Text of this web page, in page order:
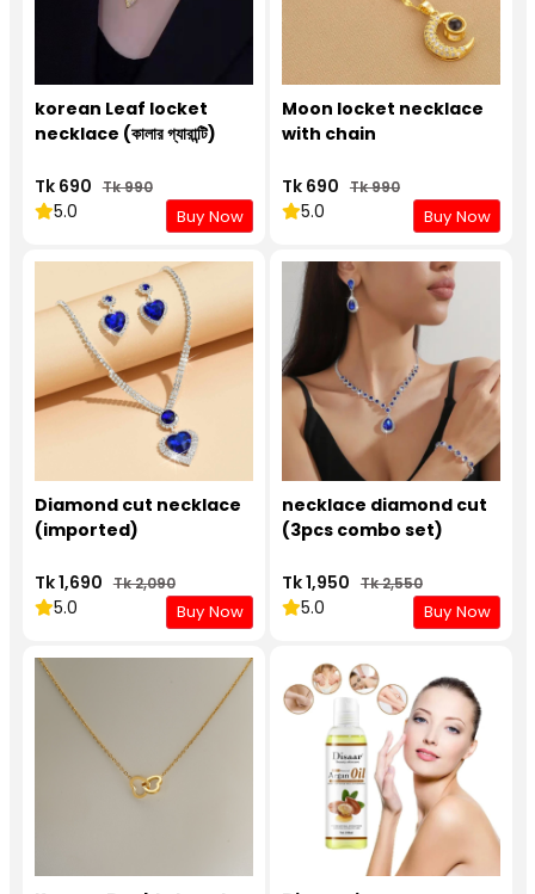
korean Leaf locket
necklace (কালার গ্যারান্টি)
Tk 690 Tk 990
5.0 Buy Now
Moon locket necklace
with chain
Tk 690 Tk 990
5.0 Buy Now
Diamond cut necklace
(imported)
Tk 1,690 Tk 2,090
5.0 Buy Now
necklace diamond cut
(3pcs combo set)
Tk 1,950 Tk 2,550
5.0 Buy Now